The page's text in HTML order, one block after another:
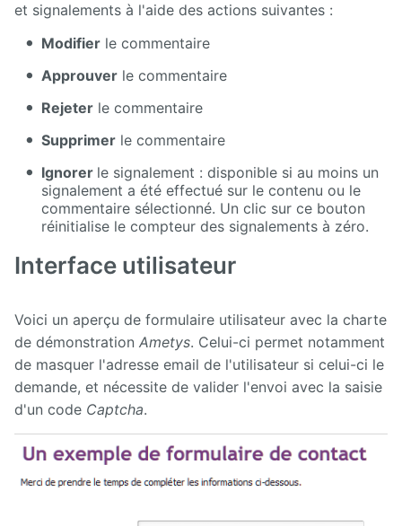
et signalements à l'aide des actions suivantes :
Modifier le commentaire
Approuver le commentaire
Rejeter le commentaire
Supprimer le commentaire
Ignorer le signalement : disponible si au moins un
signalement a été effectué sur le contenu ou le
commentaire sélectionné. Un clic sur ce bouton
réinitialise le compteur des signalements à zéro.
Interface utilisateur
Voici un aperçu de formulaire utilisateur avec la charte
de démonstration Ametys. Celui-ci permet notamment
de masquer l'adresse email de l'utilisateur si celui-ci le
demande, et nécessite de valider l'envoi avec la saisie
d'un code Captcha.